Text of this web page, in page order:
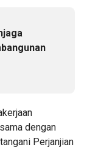
dengan
Perjanjian